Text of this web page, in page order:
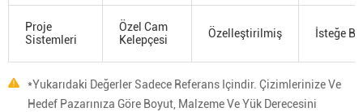
Proje
Sistemleri
Özel Cam
Kelepçesi
Özelleştirilmiş İsteğe
*Yukarıdaki Değerler Sadece Referans Içindir. Çizimlerinize Ve
Hedef Pazarınıza Göre Boyut, Malzeme Ve Yük Derecesini